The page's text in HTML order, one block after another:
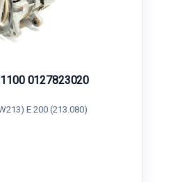
0127823020
E 200 (213.080)